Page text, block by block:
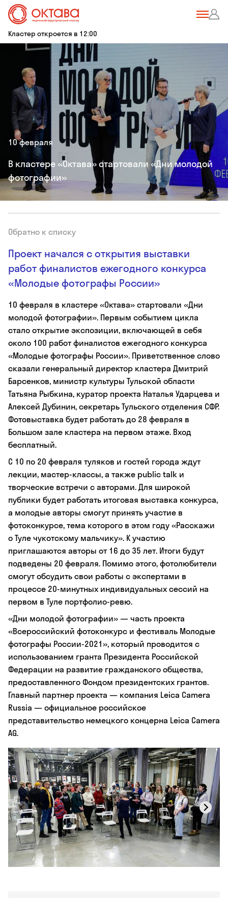
Кластер откроется в 12:00
10 февраля
В кластере «Октава» стартовали «Дни молодой
фотографии»
Проект начался с открытия выставки
работ финалистов ежегодного конкурса
«Молодые фотографы России»
10 февраля в кластере «Октава» стартовали «Дни
молодой фотографии». Первым событием цикла
стало открытие экспозиции, включающей в себя
около 100 работ финалистов ежегодного конкурса
«Молодые фотографы России». Приветственное слово
сказали генеральный директор кластера Дмитрий
Барсенков, министр культуры Тульской области
Татьяна Рыбкина, куратор проекта Наталья Ударцева и
Алексей Дубинин, секретарь Тульского отделения СФР.
Фотовыставка будет работать до 28 февраля в
Большом зале кластера на первом этаже. Вход
бесплатный.
С 10 по 20 февраля туляков и гостей города ждут
лекции, мастер-классы, а также public talk и
творческие встречи с авторами. Для широкой
публики будет работать итоговая выставка конкурса,
а молодые авторы смогут принять участие в
фотоконкурсе, тема которого в этом году «Расскажи
о Туле чукотскому мальчику». К участию
приглашаются авторы от 16 до 35 лет. Итоги будут
подведены 20 февраля. Помимо этого, фотолюбители
смогут обсудить свои работы с экспертами в
процессе 20-минутных индивидуальных сессий на
первом в Туле портфолио-ревю.
«Дни молодой фотографии» — часть проекта
«Всероссийский фотоконкурс и фестиваль Молодые
фотографы России-2021», который проводится с
использованием гранта Президента Российской
Федерации на развитие гражданского общества,
предоставленного Фондом президентских грантов.
Главный партнер проекта — компания Leica Camera
Russia — официальное российское
представительство немецкого концерна Leica Camera
AG.
Обратно к списку